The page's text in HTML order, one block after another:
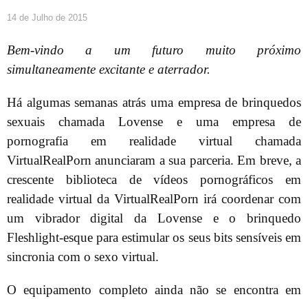
14 de Julho de 2015
Bem-vindo a um futuro muito próximo
simultaneamente excitante e aterrador.
Há algumas semanas atrás uma empresa de brinquedos
sexuais chamada Lovense e uma empresa de
pornografia em realidade virtual chamada
VirtualRealPorn anunciaram a sua parceria. Em breve, a
crescente biblioteca de vídeos pornográficos em
realidade virtual da VirtualRealPorn irá coordenar com
um vibrador digital da Lovense e o brinquedo
Fleshlight-esque para estimular os seus bits sensíveis em
sincronia com o sexo virtual.
O equipamento completo ainda não se encontra em